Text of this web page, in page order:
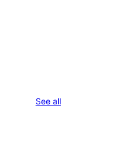
See allreviews